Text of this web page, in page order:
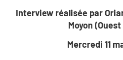
Interview réalisée par
Moyon
Mercredi 11